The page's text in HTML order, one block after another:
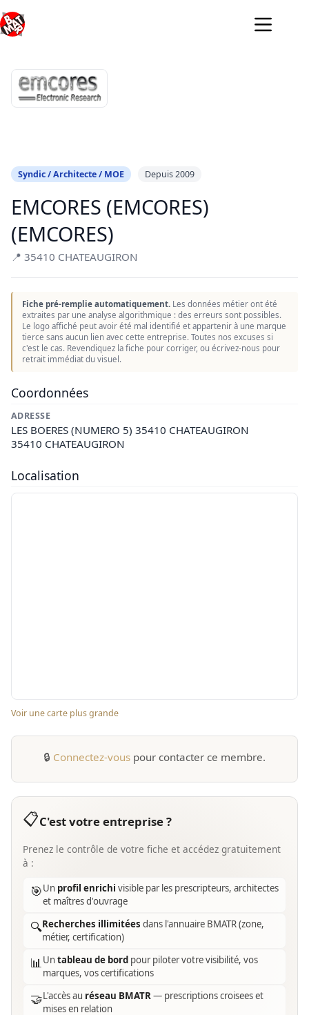
au
contenu
Syndic / Architecte / MOE Depuis 2009
EMCORES (EMCORES)
(EMCORES)
📍 35410 CHATEAUGIRON
Fiche pré-remplie automatiquement. Les données métier ont été
extraites par une analyse algorithmique : des erreurs sont possibles.
Le logo affiché peut avoir été mal identifié et appartenir à une marque
tierce sans aucun lien avec cette entreprise. Toutes nos excuses si
c'est le cas. Revendiquez la fiche pour corriger, ou écrivez-nous pour
retrait immédiat du visuel.
Coordonnées
ADRESSE
LES BOERES (NUMERO 5) 35410 CHATEAUGIRON
35410 CHATEAUGIRON
Localisation
Voir une carte plus grande
🔒 Connectez-vous pour contacter ce membre.
📋C'est votre entreprise ?
Prenez le contrôle de votre fiche et accédez gratuitement
à :
🎯Un profil enrichi visible par les prescripteurs, architectes
et maîtres d'ouvrage
🔍Recherches illimitées dans l'annuaire BMATR (zone,
métier, certification)
📊Untableau de bord pour piloter votre visibilité, vos
marques, vos certifications
🤝L'accès au réseau BMATR— prescriptions croisees et
mises en relation